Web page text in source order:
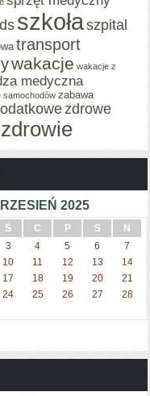
szkołaszpital
transport
wakacje wakacje z
medyczna
samochodów zabawa
zdrowe
zdrowie
2025
Ś C P S
N
3 4 5 6
7
10 11 12 13
14
17 18 19 20
21
24 25 26 27
28